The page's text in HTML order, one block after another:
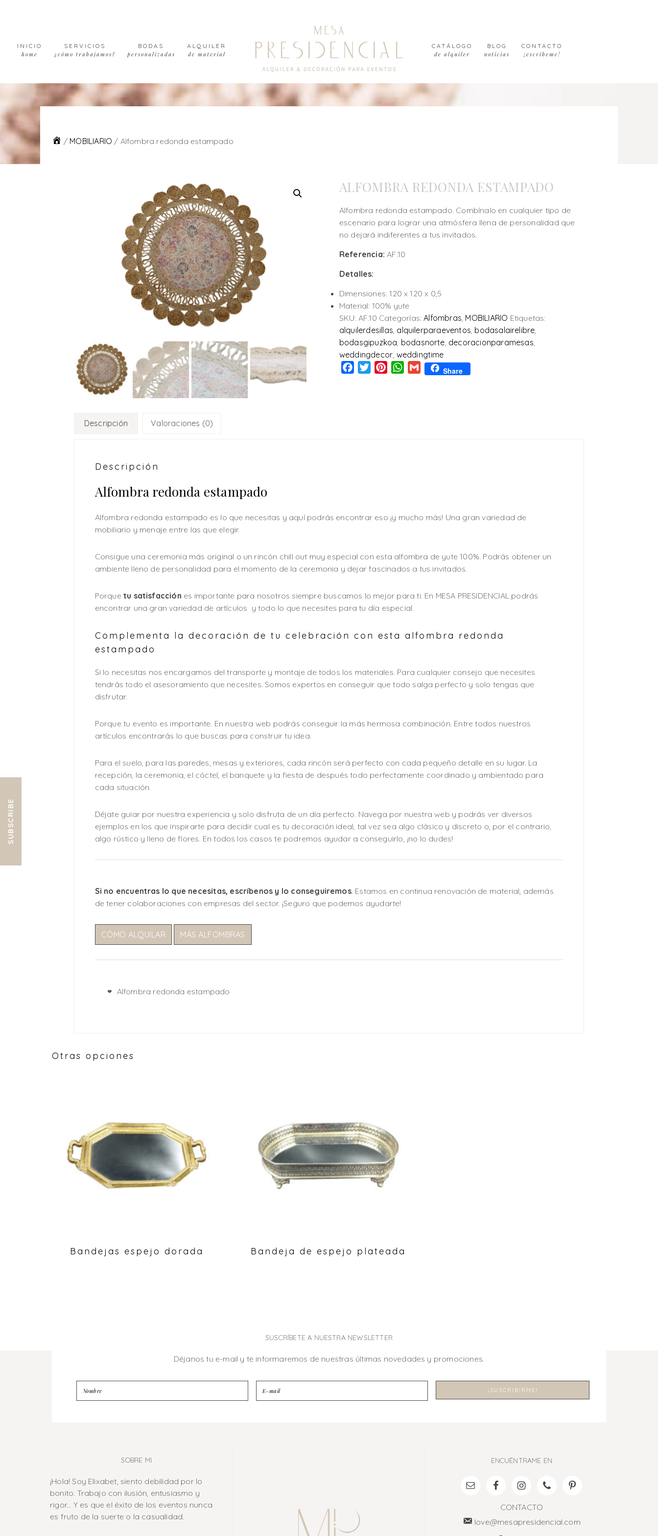
navigation
contentINICIO
home
SERVICIOS
¿cómo trabajamos?
BODAS
personalizadas
ALQUILER
de material
CATÁLOGO
de alquiler
BLOG
noticias
CONTACTO
¡escríbeme!
/ MOBILIARIO / Alfombra redonda estampado
ALFOMBRA REDONDA ESTAMPADO
Alfombra redonda estampado. Combínalo en cualquier tipo de
escenario para lograr una atmósfera llena de personalidad que
no dejará indiferentes a tus invitados.
Referencia: AF.10
Detalles:
Dimensiones: 120 x 120 x 0,5
Material: 100% yute
SKU: AF.10 Categorías:Alfombras MOBILIARIO Etiquetas:
alquilerdesillas alquilerparaeventos bodasalairelibre
bodasgipuzkoa bodasnorte decoracionparamesas
weddingdecor weddingtime
Facebook
TwitterPinterestWhatsApp
Gmail Share
Descripción Valoraciones (0)
Descripción
Alfombra redonda estampado
Alfombra redonda estampado es lo que necesitas y aquí podrás encontrar eso ¡y mucho más! Una gran variedad de
mobiliario y menaje entre las que elegir.
Consigue una ceremonia más original o un rincón chill out muy especial con esta alfombra de yute 100%. Podrás obtener un
ambiente lleno de personalidad para el momento de la ceremonia y dejar fascinados a tus invitados.
Porque tu satisfacción es importante para nosotros siempre buscamos lo mejor para ti. En MESA PRESIDENCIAL podrás
encontrar una gran variedad de artículos y todo lo que necesites para tu día especial.
Complementa la decoración de tu celebración con esta alfombra redonda
estampado
Si lo necesitas nos encargamos del transporte y montaje de todos los materiales. Para cualquier consejo que necesites
tendrás todo el asesoramiento que necesites. Somos expertos en conseguir que todo salga perfecto y solo tengas que
disfrutar.
Porque tu evento es importante. En nuestra web podrás conseguir la más hermosa combinación. Entre todos nuestros
artículos encontrarás lo que buscas para construir tu idea.
Para el suelo, para las paredes, mesas y exteriores, cada rincón será perfecto con cada pequeño detalle en su lugar. La
recepción, la ceremonia, el cóctel, el banquete y la fiesta de después todo perfectamente coordinado y ambientado para
cada situación.
Déjate guiar por nuestra experiencia y solo disfruta de un día perfecto. Navega por nuestra web y podrás ver diversos
ejemplos en los que inspirarte para decidir cual es tu decoración ideal, tal vez sea algo clásico y discreto o, por el contrario,
algo rústico y lleno de flores. En todos los casos te podremos ayudar a conseguirlo, ¡no lo dudes!
Si no encuentras lo que necesitas, escríbenos y lo conseguiremos. Estamos en continua renovación de material, además
de tener colaboraciones con empresas del sector. ¡Seguro que podemos ayudarte!
CÓMO ALQUILAR MÁS ALFOMBRAS
Alfombra redonda estampado
Otras opciones
Bandejas espejo dorada Bandeja de espejo plateada
SUSCRÍBETE A NUESTRA NEWSLETTER
Déjanos tu e-mail y te informaremos de nuestras últimas novedades y promociones.
SOBRE MI
¡Hola! Soy Elixabet, siento debilidad por lo
bonito. Trabajo con ilusión, entusiasmo y
rigor... Y es que el éxito de los eventos nunca
es fruto de la suerte o la casualidad.
ENCUÉNTRAME EN
CONTACTO
love@mesapresidencial.com
SUBSCRIBE